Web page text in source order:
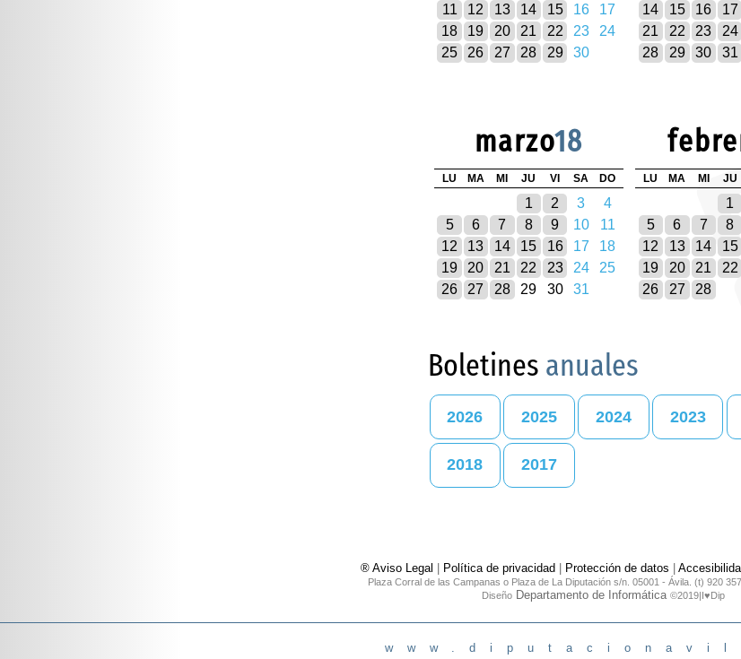
11
12 13 14 15 16
17
18
19 20 21 22 23
24
25
26 27 28 29 30
14
15 16 17
21
22 23 24
28
29 30 31
marzo18
LU MA MI JU VI SA DO
1 2 3
4
5
6 7 8 9 10
11
12
13 14 15 16 17
18
19
20 21 22 23 24
25
26
27 28 29 30 31
LU MA MI JU
1
5
6 7 8
12
13 14 15
19
20 21 22
26
27 28
Boletines anuales
2026 2025 2024 2023
2018 2017
® Aviso Legal Política de privacidad Protección de datos
Plaza Corral de las Campanas o Plaza de La Diputación s/n. 05001 - Ávila. (t) 920
DiseñoDepartamento de Informática ©2019|I♥Dip